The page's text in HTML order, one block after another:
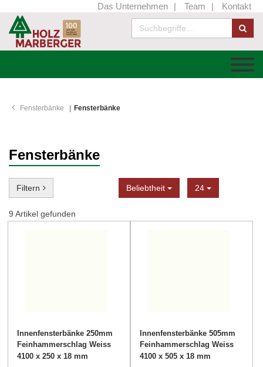
Das Unternehmen Team Kontakt
Fensterbänke Fensterbänke
Fensterbänke
Filtern Beliebtheit Sortierung
24 Anzeige
9 Artikel gefunden
Innenfensterbänke 250mm
Feinhammerschlag Weiss
40mm
4100 x 250 x 18 mm
Innenfensterbänke 505mm
Feinhammerschlag Weiss
40mm
4100 x 505 x 18 mm